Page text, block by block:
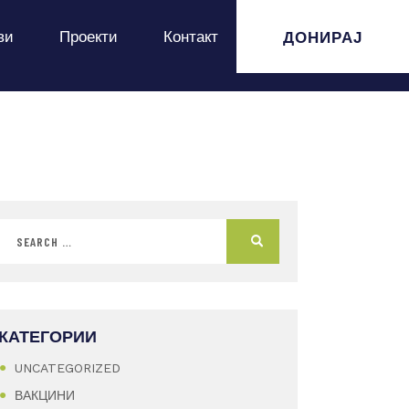
Проекти Контакт ДОНИРАЈ
КАТЕГОРИИ
UNCATEGORIZED
ВАКЦИНИ